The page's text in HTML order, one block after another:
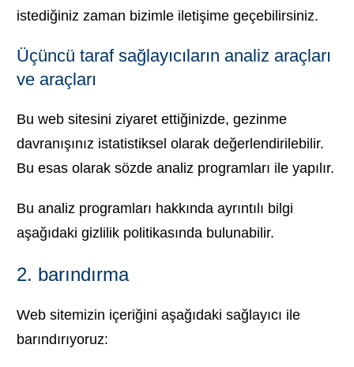
istediğiniz zaman bizimle iletişime geçebilirsiniz.
Üçüncü taraf sağlayıcıların analiz araçları
ve araçları
Bu web sitesini ziyaret ettiğinizde, gezinme
davranışınız istatistiksel olarak değerlendirilebilir.
Bu esas olarak sözde analiz programları ile yapılır.
Bu analiz programları hakkında ayrıntılı bilgi
aşağıdaki gizlilik politikasında bulunabilir.
2. barındırma
Web sitemizin içeriğini aşağıdaki sağlayıcı ile
barındırıyoruz: